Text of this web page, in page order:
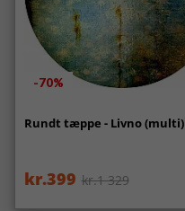
-70%
Rundt tæppe - Livno (multi)
kr.399 kr.1 329